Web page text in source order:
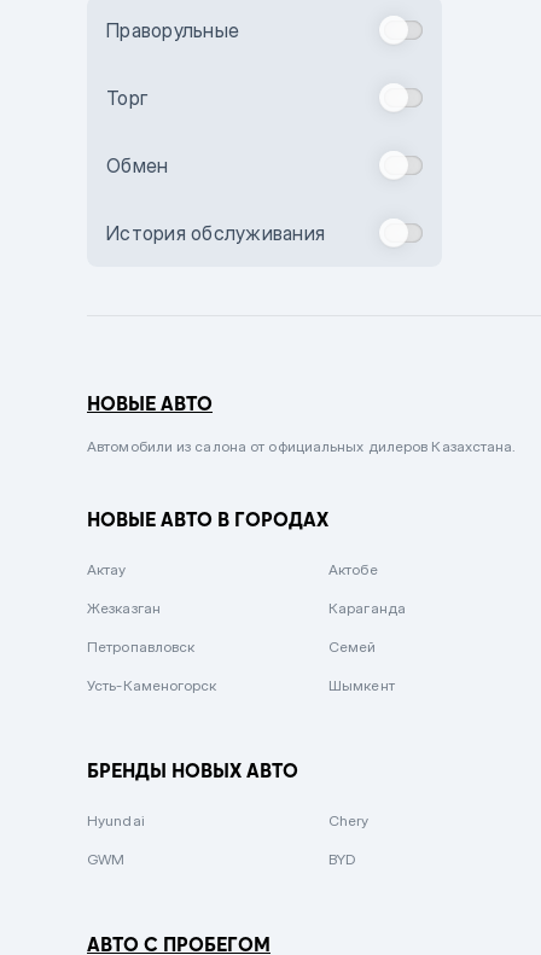
Бежевый
Комбинированный
Сиреневый металлик
Вишневый
Зеленый металлик
Праворульные
Торг
Обмен
История обслуживания
НОВЫЕ АВТО
Автомобили из салона от официальных дилеров Казахстана.
НОВЫЕ АВТО В ГОРОДАХ
Актау Актобе
Жезказган Караганда
Петропавловск Семей
Усть-Каменогорск Шымкент
БРЕНДЫ НОВЫХ АВТО
Hyundai Chery
GWM BYD
АВТО С ПРОБЕГОМ